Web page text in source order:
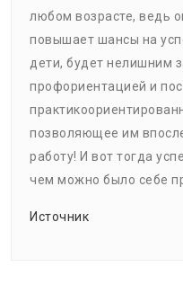
любом возрасте, ведь
повышает шансы на
дети, будет нелишним
профориентацией и
позволяющее им
работу! И вот тогда
чем можно было себе
Источник